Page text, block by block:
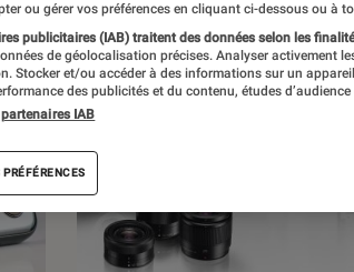
ou gérer vos préférences en cliquant ci-dessous ou à
publicitaires (IAB) traitent des données selon les
de géolocalisation précises. Analyser activement
Stocker et/ou accéder à des informations sur un
des publicités et du contenu, études
IAB
PRÉFÉRENCES